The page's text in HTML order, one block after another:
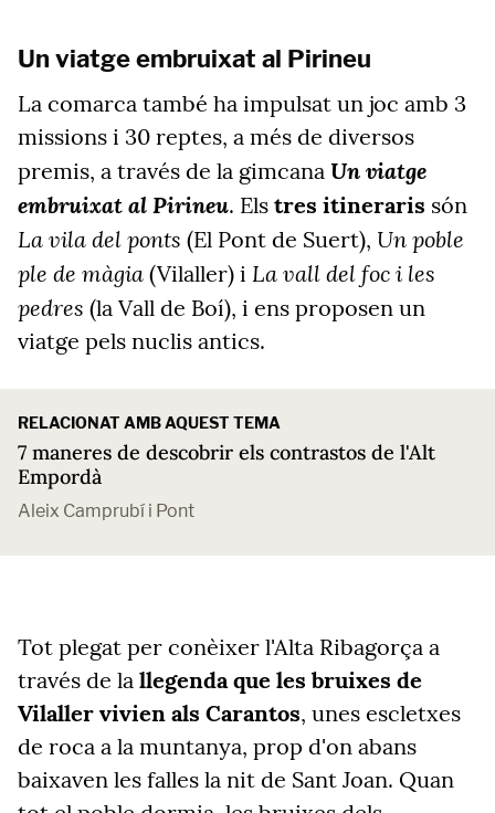
Un viatge embruixat al Pirineu
La comarca també ha impulsat un joc amb 3
missions i 30 reptes, a més de diversos
premis, a través de la gimcana Un viatge
embruixat al Pirineu. Els tres itineraris són
La vila del ponts (El Pont de Suert), Un poble
ple de màgia (Vilaller) i La vall del foc i les
pedres (la Vall de Boí), i ens proposen un
viatge pels nuclis antics.
RELACIONAT AMB AQUEST TEMA
7 maneres de descobrir els contrastos de l'Alt
Empordà
Aleix Camprubí i Pont
Tot plegat per conèixer l'Alta Ribagorça a
través de la llegenda que les bruixes de
Vilaller vivien als Carantos, unes escletxes
de roca a la muntanya, prop d'on abans
baixaven les falles la nit de Sant Joan. Quan